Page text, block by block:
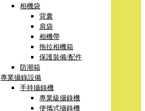
相機袋
背囊
肩袋
相機帶
拖拉相機箱
保護裝備/配件
防潮箱
專業攝錄設備
手持攝錄機
專業級攝錄機
便攜式攝錄機